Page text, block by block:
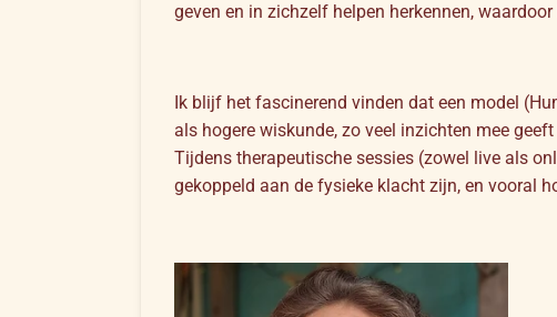
geven en in zichzelf helpen herkennen,
Ik blijf het fascinerend vinden dat een model
als hogere wiskunde, zo veel inzichten mee
Tijdens therapeutische sessies (zowel live als
gekoppeld aan de fysieke klacht zijn, en vooral